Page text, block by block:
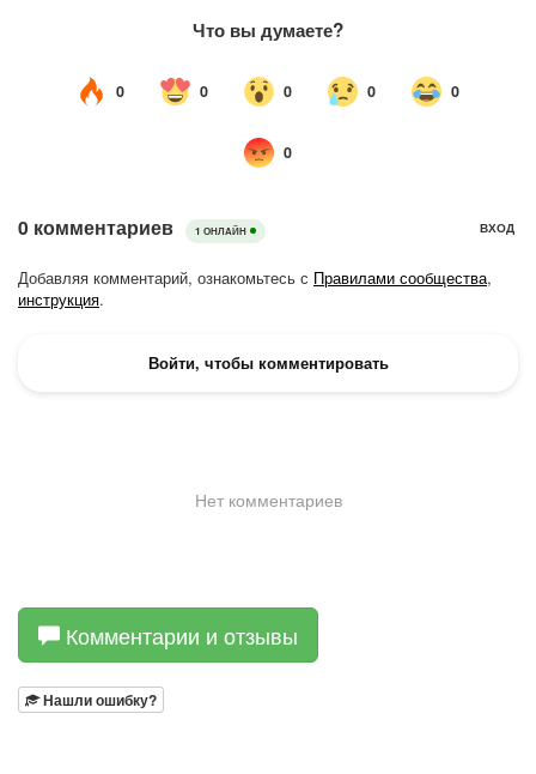
Комментарии и отзывы
Нашли ошибку?